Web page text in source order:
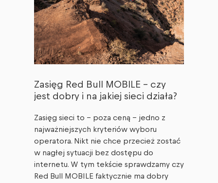
Zasięg Red Bull MOBILE – czy
jest dobry i na jakiej sieci działa?
Zasięg sieci to – poza ceną – jedno z
najważniejszych kryteriów wyboru
operatora. Nikt nie chce przecież zostać
w nagłej sytuacji bez dostępu do
internetu. W tym tekście sprawdzamy czy
Red Bull MOBILE faktycznie ma dobry